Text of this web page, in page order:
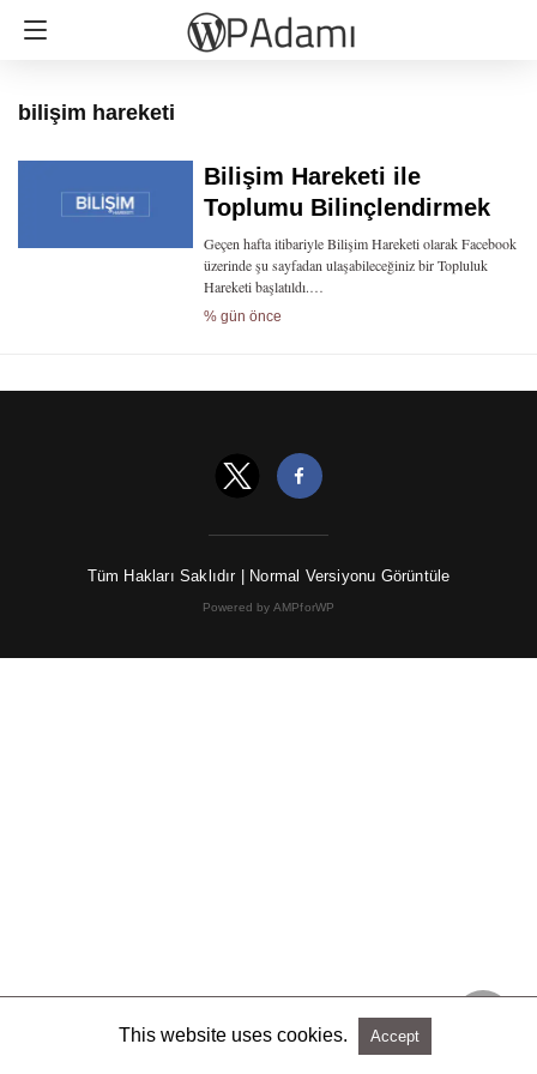
bilişim hareketi
Bilişim Hareketi ile
Toplumu Bilinçlendirmek
Geçen hafta itibariyle Bilişim Hareketi olarak Facebook
üzerinde şu sayfadan ulaşabileceğiniz bir Topluluk
Hareketi başlatıldı.…
% gün önce
Tüm Hakları Saklıdır | Normal Versiyonu Görüntüle
Powered by AMPforWP
This website uses cookies. Accept